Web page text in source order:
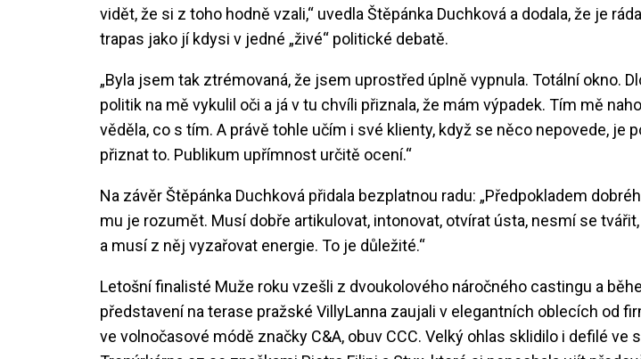
vidět, že si z toho hodně vzali,“ uvedla Štěpánka Duchková a dodala, že je
trapas jako jí kdysi v jedné „živé“ politické debatě.
„Byla jsem tak ztrémovaná, že jsem uprostřed úplně vypnula. Totální okno.
politik na mě vykulil oči a já v tu chvíli přiznala, že mám výpadek. Tím mě
věděla, co s tím. A právě tohle učím i své klienty, když se něco nepovede, je
přiznat to. Publikum upřímnost určitě ocení.“
Na závěr Štěpánka Duchková přidala bezplatnou radu: „Předpokladem
mu je rozumět. Musí dobře artikulovat, intonovat, otvírat ústa, nesmí se
a musí z něj vyzařovat energie. To je důležité.“
Letošní finalisté Muže roku vzešli z dvoukolového náročného castingu a
představení na terase pražské VillyLanna zaujali v elegantních oblecích od
ve volnočasové módě značky C&A, obuv CCC. Velký ohlas sklidilo i defilé ve